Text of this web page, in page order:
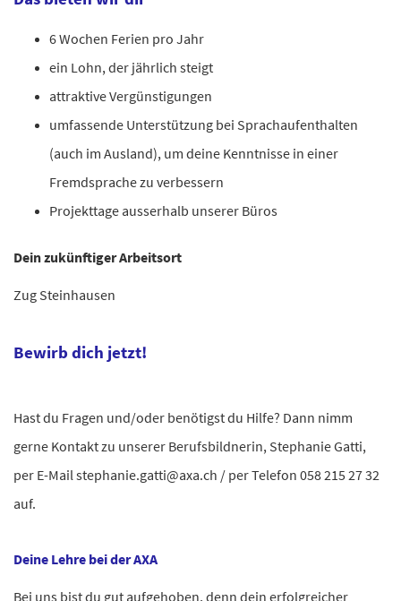
6 Wochen Ferien pro Jahr
ein Lohn, der jährlich steigt
attraktive Vergünstigungen
umfassende Unterstützung bei Sprachaufenthalten
(auch im Ausland), um deine Kenntnisse in einer
Fremdsprache zu verbessern
Projekttage ausserhalb unserer Büros
Dein zukünftiger Arbeitsort
Zug Steinhausen
Bewirb dich jetzt!
Hast du Fragen und/oder benötigst du Hilfe? Dann nimm
gerne Kontakt zu unserer Berufsbildnerin, Stephanie Gatti,
per E-Mail stephanie.gatti@axa.ch / per Telefon 058 215 27 32
auf.
Deine Lehre bei der AXA
Bei uns bist du gut aufgehoben, denn dein erfolgreicher